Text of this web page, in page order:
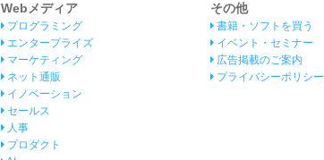
Webメディア
プログラミング
エンタープライズ
マーケティング
ネット通販
イノベーション
セールス
人事
プロダクト
その他
書籍・ソフトを買う
イベント・セミナー
広告掲載のご案内
プライバシーポリシー